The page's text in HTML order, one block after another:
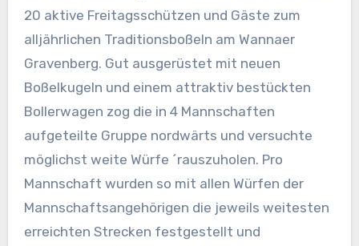
20 aktive Freitagsschützen und Gäste zum
alljährlichen Traditionsboßeln am Wannaer
Gravenberg. Gut ausgerüstet mit neuen
Boßelkugeln und einem attraktiv bestückten
Bollerwagen zog die in 4 Mannschaften
aufgeteilte Gruppe nordwärts und versuchte
möglichst weite Würfe ´rauszuholen. Pro
Mannschaft wurden so mit allen Würfen der
Mannschaftsangehörigen die jeweils weitesten
erreichten Strecken festgestellt und